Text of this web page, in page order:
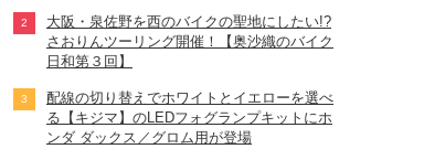
大阪・泉佐野を西のバイクの聖地にしたい!?
さおりんツーリング開催！【奥沙織のバイク
日和第３回】
配線の切り替えでホワイトとイエローを選べ
る【キジマ】のLEDフォグランプキットにホ
ンダ ダックス／グロム用が登場